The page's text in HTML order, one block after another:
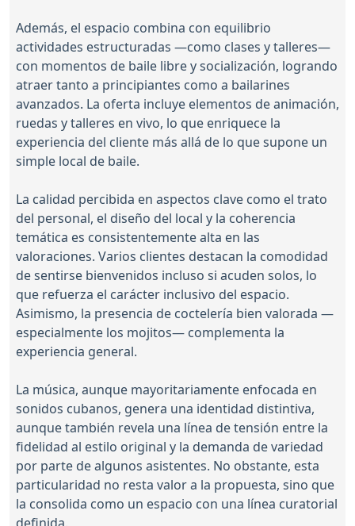
Además, el espacio combina con equilibrio
actividades estructuradas —como clases y talleres—
con momentos de baile libre y socialización, logrando
atraer tanto a principiantes como a bailarines
avanzados. La oferta incluye elementos de animación,
ruedas y talleres en vivo, lo que enriquece la
experiencia del cliente más allá de lo que supone un
simple local de baile.
La calidad percibida en aspectos clave como el trato
del personal, el diseño del local y la coherencia
temática es consistentemente alta en las
valoraciones. Varios clientes destacan la comodidad
de sentirse bienvenidos incluso si acuden solos, lo
que refuerza el carácter inclusivo del espacio.
Asimismo, la presencia de coctelería bien valorada —
especialmente los mojitos— complementa la
experiencia general.
La música, aunque mayoritariamente enfocada en
sonidos cubanos, genera una identidad distintiva,
aunque también revela una línea de tensión entre la
fidelidad al estilo original y la demanda de variedad
por parte de algunos asistentes. No obstante, esta
particularidad no resta valor a la propuesta, sino que
la consolida como un espacio con una línea curatorial